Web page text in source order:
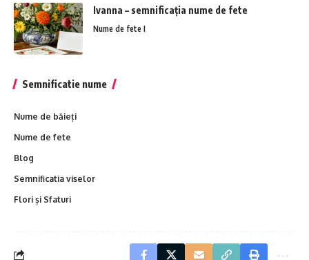
Ivanna – semnificația nume de fete
Nume de fete I
Semnificatie nume
Nume de băieți
Nume de fete
Blog
Semnificatia viselor
Flori și Sfaturi